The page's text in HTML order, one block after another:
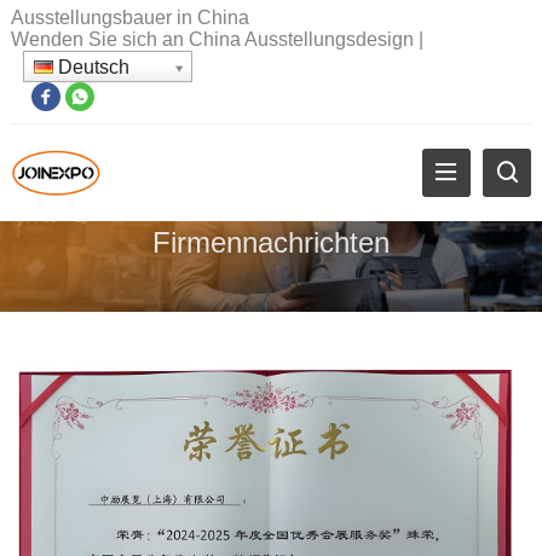
Ausstellungsbauer in China
Wenden Sie sich an China Ausstellungsdesign
Deutsch
Firmennachrichten